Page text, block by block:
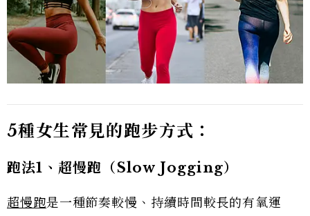
5種女生常見的跑步方式：
跑法1 、超慢跑（Slow Jogging）
超慢跑是一種節奏較慢、持續時間較長的有氧運